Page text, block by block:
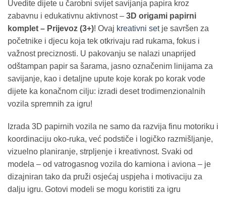
Uvedite dijete u čarobni svijet savijanja papira kroz
zabavnu i edukativnu aktivnost – 3D origami papirni
komplet – Prijevoz (3+)! Ovaj kreativni setje savršen za
početnike i djecu koja tek otkrivaju rad rukama, fokus i
važnost preciznosti. U pakovanju se nalazi unaprijed
odštampan papir sa šarama, jasno označenim linijama za
savijanje, kao i detaljne upute koje korak po korak vode
dijete ka konačnom cilju: izradi deset trodimenzionalnih
vozila spremnih za igru!
Izrada 3D papirnih vozila ne samo da razvija finu motoriku i
koordinaciju oko-ruka, već podstiče i logičko razmišljanje,
vizuelno planiranje, strpljenje i kreativnost. Svaki od
modela – od vatrogasnog vozila do kamiona i aviona – je
dizajniran tako da pruži osjećaj uspjeha i motivaciju za
dalju igru. Gotovi modeli se mogu koristiti za igru